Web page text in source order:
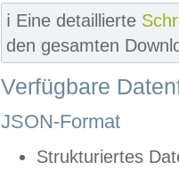
ℹ️ Eine detaillierte
den gesamten
Verfügbare
JSON-Format
Strukturiertes